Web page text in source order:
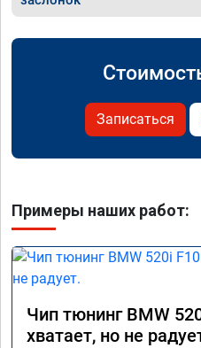
Записаться
Примеры наших работ:
Чип тюнинг BMW
хватает, но не